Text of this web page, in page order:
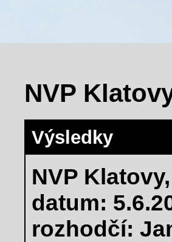
NVP
Výsledky
NVP
datum:
rozhodčí: